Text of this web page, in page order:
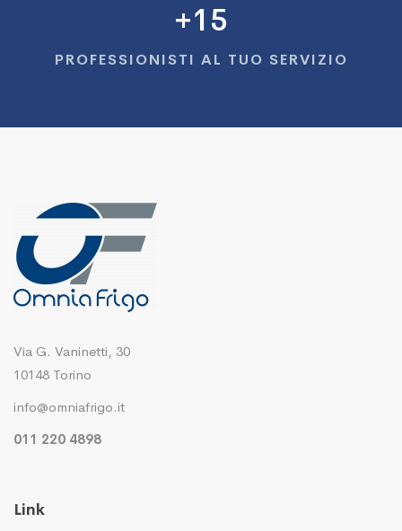
+15
PROFESSIONISTI AL TUO SERVIZIO
Via G. Vaninetti, 30
10148 Torino
info@omniafrigo.it
011 220 4898
Link